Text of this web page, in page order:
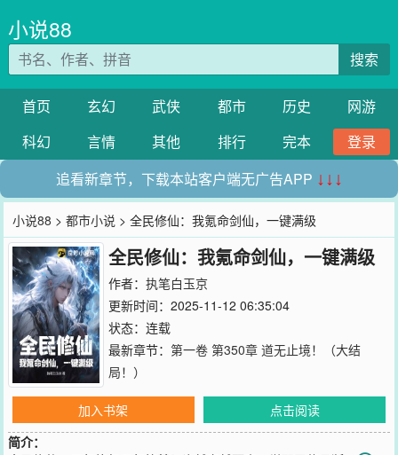
小说88
搜索
首页 玄幻 武侠 都市 历史
网游
科幻
言情 其他 排行 完本
登录
追看新章节，下载本站客户端无广告APP ↓↓↓
小说88 >都市小说 > 全民修仙：我氪命剑仙，一键满级
全民修仙：我氪命剑仙，一键满级
作者： 执笔白玉京
更新时间：2025-11-12 06:35:04
状态：连载
最新章节： 第一卷 第350章 道无止境！（大结
局！）
加入书架
点击阅读
简介：